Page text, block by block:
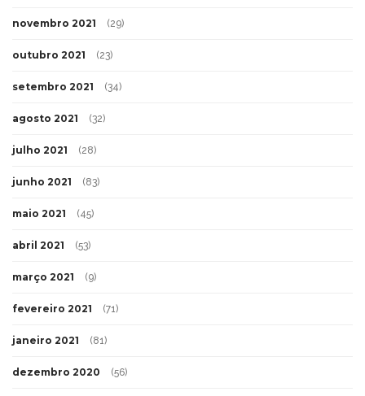
novembro 2021 (29)
outubro 2021 (23)
setembro 2021 (34)
agosto 2021 (32)
julho 2021 (28)
junho 2021 (83)
maio 2021 (45)
abril 2021 (53)
março 2021 (9)
fevereiro 2021 (71)
janeiro 2021 (81)
dezembro 2020 (56)